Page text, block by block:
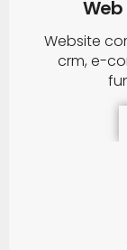
Web
Website
crm, e-